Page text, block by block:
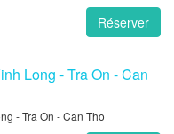
Réserver
Long - Tra On - Can
- Tra On - Can Tho